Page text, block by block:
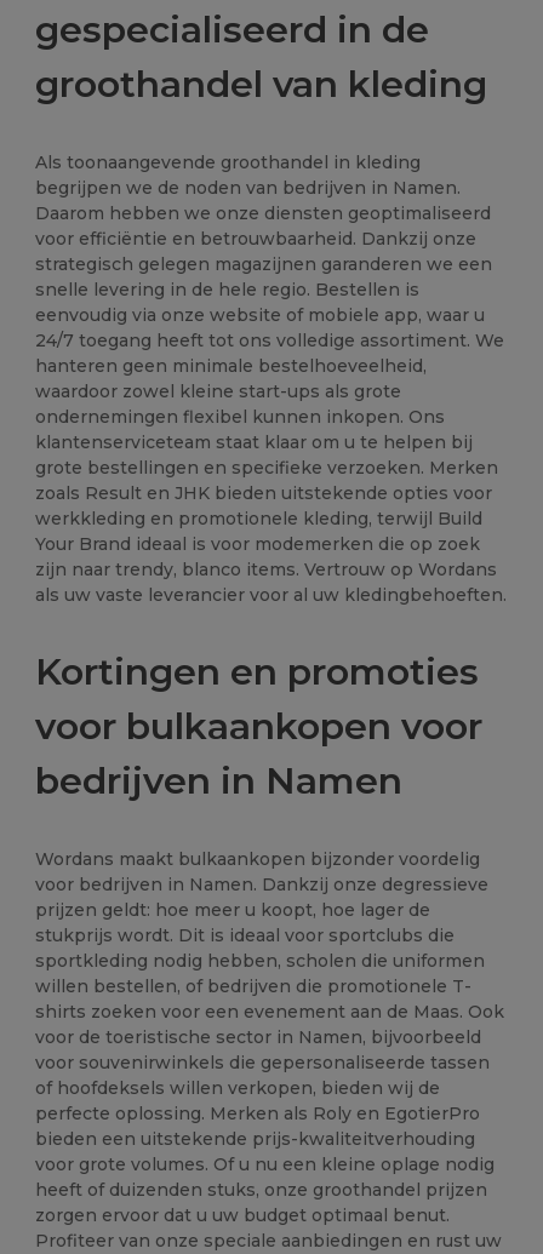
gespecialiseerd in de
groothandel van kleding
Als toonaangevende groothandel in kleding
begrijpen we de noden van bedrijven in Namen.
Daarom hebben we onze diensten geoptimaliseerd
voor efficiëntie en betrouwbaarheid. Dankzij onze
strategisch gelegen magazijnen garanderen we een
snelle levering in de hele regio. Bestellen is
eenvoudig via onze website of mobiele app, waar u
24/7 toegang heeft tot ons volledige assortiment. We
hanteren geen minimale bestelhoeveelheid,
waardoor zowel kleine start-ups als grote
ondernemingen flexibel kunnen inkopen. Ons
klantenserviceteam staat klaar om u te helpen bij
grote bestellingen en specifieke verzoeken. Merken
zoals Result en JHK bieden uitstekende opties voor
werkkleding en promotionele kleding, terwijl Build
Your Brand ideaal is voor modemerken die op zoek
zijn naar trendy, blanco items. Vertrouw op Wordans
als uw vaste leverancier voor al uw kledingbehoeften.
Kortingen en promoties
voor bulkaankopen voor
bedrijven in Namen
Wordans maakt bulkaankopen bijzonder voordelig
voor bedrijven in Namen. Dankzij onze degressieve
prijzen geldt: hoe meer u koopt, hoe lager de
stukprijs wordt. Dit is ideaal voor sportclubs die
sportkleding nodig hebben, scholen die uniformen
willen bestellen, of bedrijven die promotionele T-
shirts zoeken voor een evenement aan de Maas. Ook
voor de toeristische sector in Namen, bijvoorbeeld
voor souvenirwinkels die gepersonaliseerde tassen
of hoofdeksels willen verkopen, bieden wij de
perfecte oplossing. Merken als Roly en EgotierPro
bieden een uitstekende prijs-kwaliteitverhouding
voor grote volumes. Of u nu een kleine oplage nodig
heeft of duizenden stuks, onze groothandel prijzen
zorgen ervoor dat u uw budget optimaal benut.
Profiteer van onze speciale aanbiedingen en rust uw